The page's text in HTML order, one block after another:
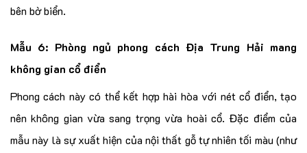
bên bờ biển.
Mẫu 6: Phòng ngủ phong cách Địa Trung Hải mang
không gian cổ điển
Phong cách này có thể kết hợp hài hòa với nét cổ điển, tạo
nên không gian vừa sang trọng vừa hoài cổ. Đặc điểm của
mẫu này là sự xuất hiện của nội thất gỗ tự nhiên tối màu (như